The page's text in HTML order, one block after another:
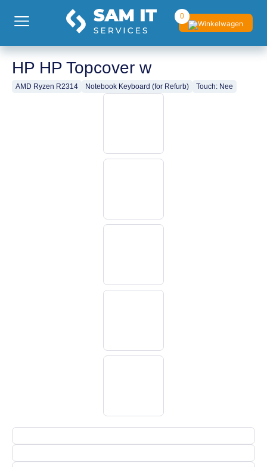
0
HP HP Topcover w
AMD Ryzen R2314 Notebook Keyboard (for Refurb) Touch: Nee